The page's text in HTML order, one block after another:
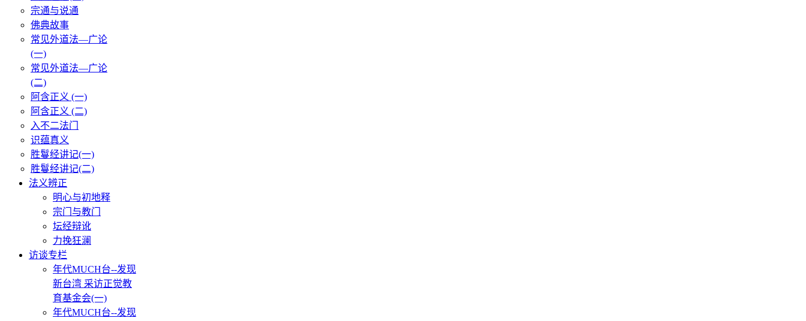
宗通与说通
佛典故事
常见外道法—广论
(一)
常见外道法—广论
(二)
阿含正义 (一)
阿含正义 (二)
入不二法门
识蕴真义
胜鬘经讲记(一)
胜鬘经讲记(二)
法义辨正
明心与初地释
宗门与教门
坛经辩讹
力挽狂澜
访谈专栏
年代MUCH台--发现
新台湾 采访正觉教
育基金会(一)
年代MUCH台--发现